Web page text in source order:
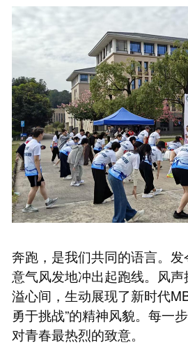
奔跑，是我们共同的语言。
意气风发地冲出起跑线。风
溢心间，生动展现了新时代
勇于挑战”的精神风貌。每一
对青春最热烈的致意。